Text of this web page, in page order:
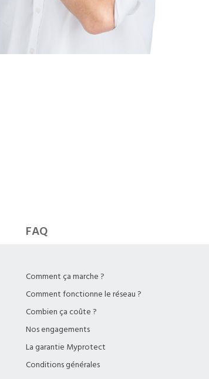
FAQ
Comment ça marche ?
Comment fonctionne le réseau ?
Combien ça coûte ?
Nos engagements
La garantie Myprotect
Conditions générales